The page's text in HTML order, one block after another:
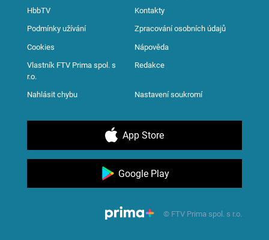
HbbTV Kontakty
Podmínky užívání Zpracování osobních údajů
Cookies Nápověda
Vlastník FTV Prima spol. s
r.o.
Redakce
Nahlásit chybu Nastavení soukromí
App Store
Google Play
© FTV Prima spol. s r.o.